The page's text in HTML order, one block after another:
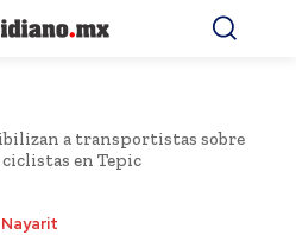
a transportistas sobre
ciclistas en Tepic
Nayarit